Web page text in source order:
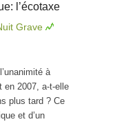
l’écotaxe
Grave
à
en 2007, a-t-elle
plus tard ? Ce
et d’un